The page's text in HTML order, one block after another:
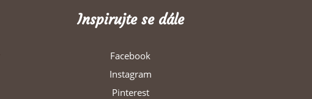
Inspirujte se dále
Facebook
Instagram
Pinterest